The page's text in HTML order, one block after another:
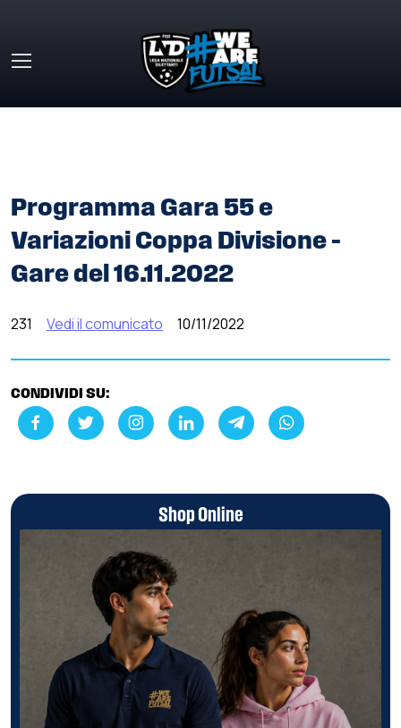
Programma Gara 55 e
Variazioni Coppa Divisione –
Gare del 16.11.2022
231 Vedi il comunicato 10/11/2022
CONDIVIDI SU:
Shop Online